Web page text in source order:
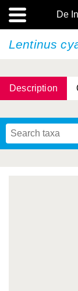
De
Lentinus
Description